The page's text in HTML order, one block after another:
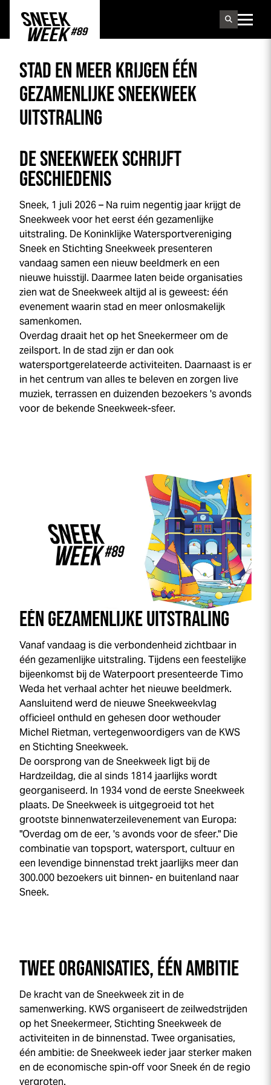
STAD EN MEER KRIJGEN ÉÉN
GEZAMENLIJKESNEEKWEEK
UITSTRALING
DESNEEKWEEKSCHRIJFT
GESCHIEDENIS
Sneek, 1 juli 2026 – Na ruim negentig jaar krijgt de
Sneekweekvoor het eerst één gezamenlijke
uitstraling. De Koninklijke Watersportvereniging
Sneek en Stichting Sneekweek presenteren
vandaag samen een nieuw beeldmerk en een
nieuwe huisstijl. Daarmee laten beide organisaties
zien wat deSneekweekaltijd al is geweest: één
evenement waarin stad en meer onlosmakelijk
samenkomen.
Overdag draait het op het Sneekermeer om de
zeilsport. In de stad zijn er dan ook
watersportgerelateerde activiteiten. Daarnaast is er
in het centrum van alles te beleven en zorgen live
muziek, terrassen en duizenden bezoekers 's avonds
voor de bekendeSneekweek-sfeer.
EÉN GEZAMENLIJKE UITSTRALING
Vanaf vandaag is die verbondenheid zichtbaar in
één gezamenlijke uitstraling. Tijdens een feestelijke
bijeenkomst bij de Waterpoort presenteerde Timo
Weda het verhaal achter het nieuwe beeldmerk.
Aansluitend werd de nieuweSneekweekvlag
officieel onthuld en gehesen door wethouder
Michel Rietman, vertegenwoordigers van de KWS
en Stichting Sneekweek.
De oorsprong van deSneekweek ligt bij de
Hardzeildag, die al sinds 1814 jaarlijks wordt
georganiseerd. In 1934 vond de eersteSneekweek
plaats. DeSneekweek is uitgegroeid tot het
grootste binnenwaterzeilevenement van Europa:
"Overdag om de eer, 's avonds voor de sfeer." Die
combinatie van topsport, watersport, cultuur en
een levendige binnenstad trekt jaarlijks meer dan
300.000 bezoekers uit binnen- en buitenland naar
Sneek.
De kracht van deSneekweekzit in de
samenwerking. KWS organiseert de zeilwedstrijden
op het Sneekermeer, Stichting Sneekweekde
activiteiten in de binnenstad. Twee organisaties,
één ambitie: deSneekweek ieder jaar sterker maken
en de economische spin-off voor Sneek én de regio
vergroten.
TWEE ORGANISATIES, ÉÉN AMBITIE